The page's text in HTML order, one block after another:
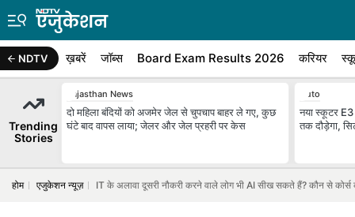
NDTV ख़बरें जॉब्स Board Exam Results 2026 करियर
Trending
Stories
Rajasthan News
दो मह‍िला बंद‍ियों को अजमेर जेल से चुपचाप बाहर ले गए, कुछ
घंटे बाद वापस लाया; जेलर और जेल प्रहरी पर केस
Auto
नया स्कूटर E3
तक दौड़ेगा,
होम एजुकेशन न्यूज़ IT के अलावा दूसरी नौकरी करने वाले लोग भी AI सीख सकते हैं? कौन से